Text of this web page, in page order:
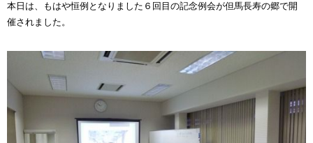
本日は、もはや恒例となりました６回目の記念例会が但馬長寿の郷で開
催されました。